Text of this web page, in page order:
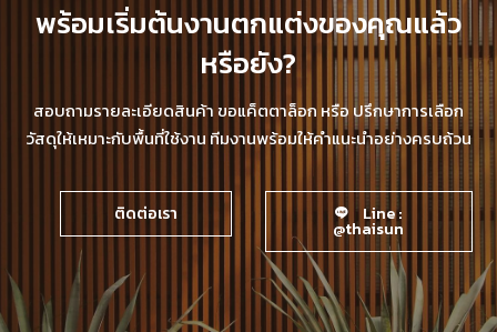
พร้อมเริ่มต้นงานตกแต่งของคุณแล้ว
หรือยัง?
สอบถามรายละเอียดสินค้า ขอแค็ตตาล็อก หรือ ปรึกษาการเลือก
วัสดุให้เหมาะกับพื้นที่ใช้งาน ทีมงานพร้อมให้คำแนะนำอย่างครบถ้วน
ติดต่อเรา Line :
@thaisun